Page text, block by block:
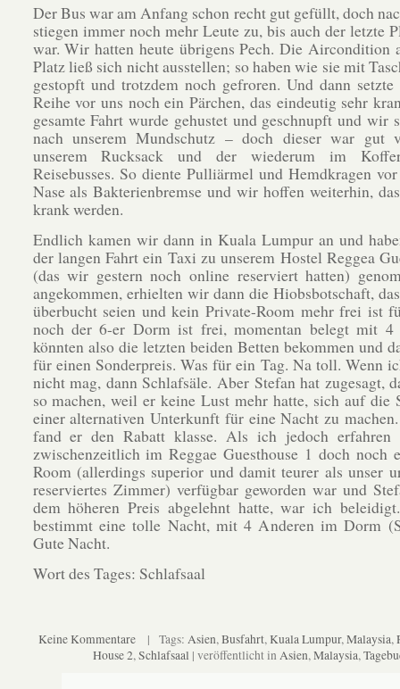
Der Bus war am Anfang schon recht gut gefüllt, doch
stiegen immer noch mehr Leute zu, bis auch der letzte
war. Wir hatten heute übrigens Pech. Die Aircondition
Platz ließ sich nicht ausstellen; so haben wie sie mit
gestopft und trotzdem noch gefroren. Und dann
Reihe vor uns noch ein Pärchen, das eindeutig sehr
gesamte Fahrt wurde gehustet und geschnupft und wir
nach unserem Mundschutz – doch dieser war gut
unserem Rucksack und der wiederum im
Reisebusses. So diente Pulliärmel und Hemdkragen
Nase als Bakterienbremse und wir hoffen weiterhin,
krank werden.
Endlich kamen wir dann in Kuala Lumpur an und
der langen Fahrt ein Taxi zu unserem Hostel Reggea
(das wir gestern noch online reserviert hatten)
angekommen, erhielten wir dann die Hiobsbotschaft,
überbucht seien und kein Private-Room mehr frei ist
noch der 6-er Dorm ist frei, momentan belegt mit 4
könnten also die letzten beiden Betten bekommen und
für einen Sonderpreis. Was für ein Tag. Na toll. Wenn
nicht mag, dann Schlafsäle. Aber Stefan hat zugesagt,
so machen, weil er keine Lust mehr hatte, sich auf die
einer alternativen Unterkunft für eine Nacht zu
fand er den Rabatt klasse. Als ich jedoch erfahren
zwischenzeitlich im Reggae Guesthouse 1 doch noch
Room (allerdings superior und damit teurer als unser
reserviertes Zimmer) verfügbar geworden war und
dem höheren Preis abgelehnt hatte, war ich
bestimmt eine tolle Nacht, mit 4 Anderen im Dorm
Gute Nacht.
Wort des Tages: Schlafsaal
Keine Kommentare | Tags: Asien,Busfahrt,Kuala Lumpur,Malaysia,
House 2,Schlafsaal | veröffentlicht inAsien,Malaysia,